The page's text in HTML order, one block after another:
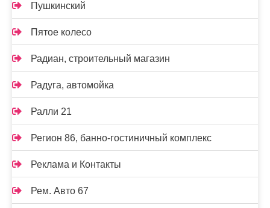
Пушкинский
Пятое колесо
Радиан, строительный магазин
Радуга, автомойка
Ралли 21
Регион 86, банно-гостиничный комплекс
Реклама и Контакты
Рем. Авто 67